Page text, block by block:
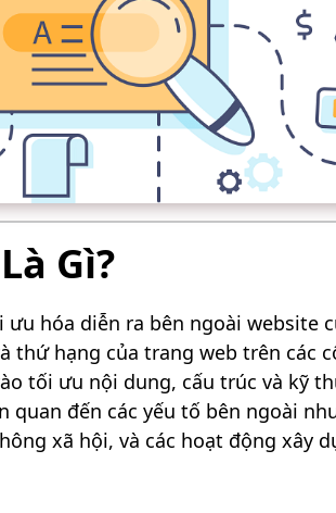
Gì?
ưu hóa diễn ra bên ngoài website
thứ hạng của trang web trên các
tối ưu nội dung, cấu trúc và kỹ
quan đến các yếu tố bên ngoài
xã hội, và các hoạt động xây